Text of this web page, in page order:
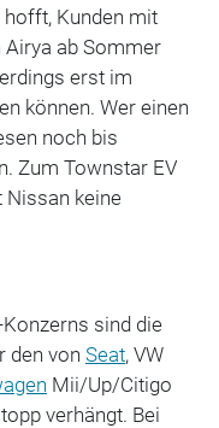
hofft, Kunden mit
ab Sommer
erst im
können. Wer einen
noch bis
Zum Townstar EV
Nissan keine
sind die
den von Seat, VW
Mii/Up/Citigo
verhängt. Bei